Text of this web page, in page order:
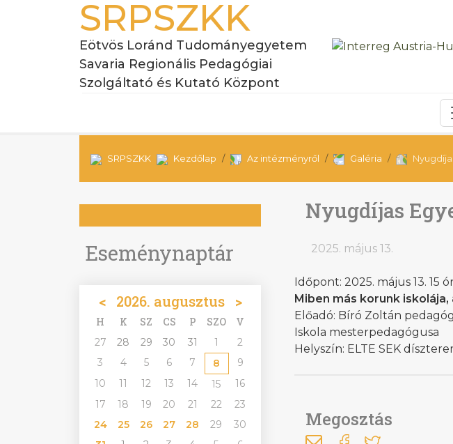
SRPSZKK
Eötvös Loránd Tudományegyetem
Savaria Regionális Pedagógiai
Szolgáltató és Kutató Központ
SRPSZKK Kezdőlap Az intézményről Galéria
Eseménynaptár
< 2026. augusztus >
H K SZ CS P SZO V
27 28 29 30 31 1
2
3
4 5 6 7 8
9
10
11 12 13 14 15
16
17
18 19 20 21 22
23
24
25 26 27 28 29
30
Nyugdíjas
2025. május 13.
Időpont: 2025. május 13. 15
Miben más korunk
Előadó: Bíró Zoltán
Iskola mesterpedagógusa
Helyszín: ELTE SEK
Megosztás